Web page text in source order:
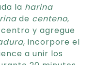
la harina
de centeno,
y agregue
, incorpore el
a unir los